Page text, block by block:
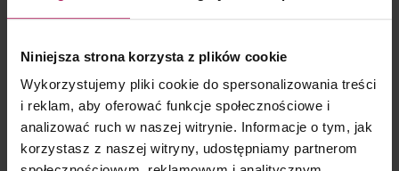
Niniejsza strona korzysta z plików cookie
Wykorzystujemy pliki cookie do spersonalizowania treści
i reklam, aby oferować funkcje społecznościowe i
analizować ruch w naszej witrynie. Informacje o tym, jak
korzystasz z naszej witryny, udostępniamy partnerom
Wyrok NSA
Administracyjny nie zgodził się ze stanowiskiem
organu i oddalił jego skargi kasacyjne w obu
sprawach. W uzasadnieniu wyroku NSA wskazał,
że ustawodawca unijny dał dużą dowolność
poszczególnym państwom członkowskim